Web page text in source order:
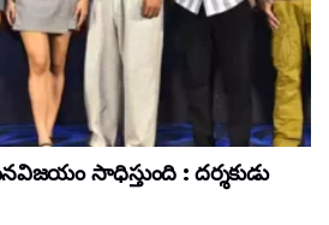
సాధిస్తుంది : దర్శకుడు